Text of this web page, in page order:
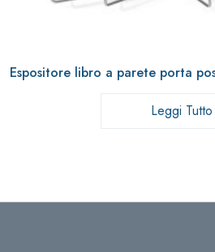
Espositore libro a parete porta
Leggi Tutto